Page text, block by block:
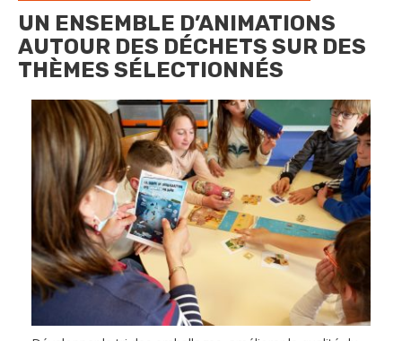
UN ENSEMBLE D’ANIMATIONS
AUTOUR DES DÉCHETS SUR DES
THÈMES SÉLECTIONNÉS